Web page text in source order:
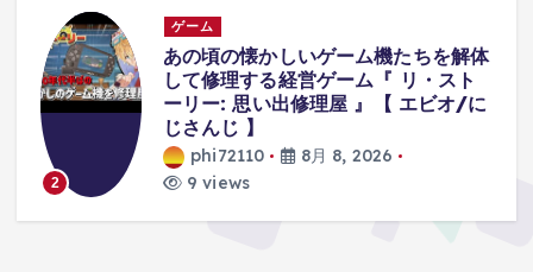
3
ゲーム
襲ってくる『オバケが可愛すぎて』集
中できないホラーゲーム。【八尺様が
いた夏休み | Hachishakusama】
phi72110
8 views